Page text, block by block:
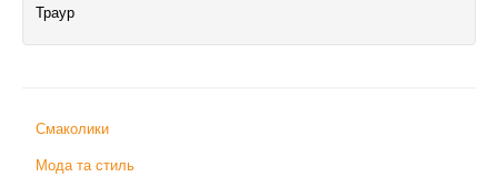
Траур
Смаколики
Мода та стиль